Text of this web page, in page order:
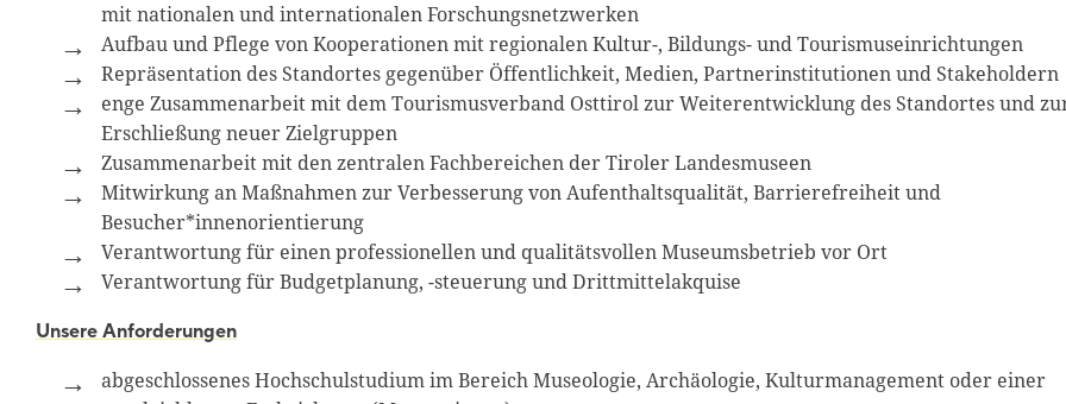
mit nationalen und internationalen Forschungsnetzwerken
Aufbau und Pflege von Kooperationen mit regionalen Kultur-, Bildungs- und Tourismuseinrichtungen
Repräsentation des Standortes gegenüber Öffentlichkeit, Medien, Partnerinstitutionen und Stakeholdern
enge Zusammenarbeit mit dem Tourismusverband Osttirol zur Weiterentwicklung des Standortes und
Erschließung neuer Zielgruppen
Zusammenarbeit mit den zentralen Fachbereichen der Tiroler Landesmuseen
Mitwirkung an Maßnahmen zur Verbesserung von Aufenthaltsqualität, Barrierefreiheit und
Besucher*innenorientierung
Verantwortung für einen professionellen und qualitätsvollen Museumsbetrieb vor Ort
Verantwortung für Budgetplanung, -steuerung und Drittmittelakquise
Unsere Anforderungen
abgeschlossenes Hochschulstudium im Bereich Museologie, Archäologie, Kulturmanagement oder einer